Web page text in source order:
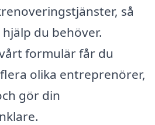
så
du behöver.
formulär får du
olika entreprenörer,
gör din